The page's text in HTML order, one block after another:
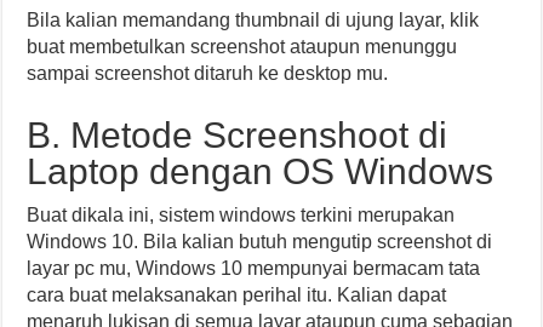
Bila kalian memandang thumbnail di ujung layar, klik
buat membetulkan screenshot ataupun menunggu
sampai screenshot ditaruh ke desktop mu.
B. Metode Screenshoot di
Laptop dengan OS Windows
Buat dikala ini, sistem windows terkini merupakan
Windows 10. Bila kalian butuh mengutip screenshot di
layar pc mu, Windows 10 mempunyai bermacam tata
cara buat melaksanakan perihal itu. Kalian dapat
menaruh lukisan di semua layar ataupun cuma sebagian